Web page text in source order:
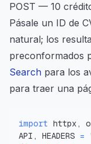
POST — 10
Pásale un ID de
natural; los
preconformados
Search para los
para traer una
import
API, HEADERS =